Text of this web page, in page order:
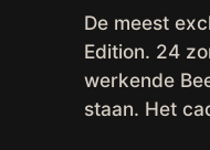
De meest
Edition. 24
werkende
staan. Het